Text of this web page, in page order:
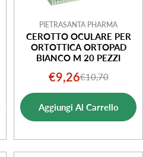
PIETRASANTA PHARMA
CEROTTO OCULARE PER
ORTOTTICA ORTOPAD
BIANCO M 20 PEZZI
Prezzo
di
vendita
€9,26Prezzo
normale
€10,70
Aggiungi Al Carrello